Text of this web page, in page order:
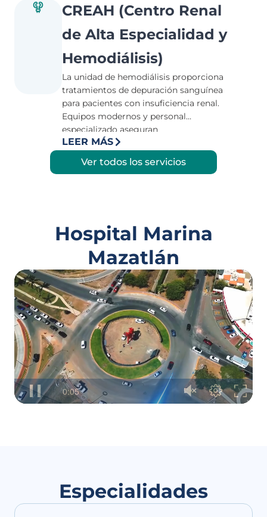
entregan en menos de 24 horas,
facilitando diagnósticos rápidos y
precisos.
CREAH (Centro Renal
de Alta Especialidad y
Hemodiálisis)
La unidad de hemodiálisis proporciona
tratamientos de depuración sanguínea
para pacientes con insuficiencia renal.
Equipos modernos y personal
especializado aseguran
procedimientos seguros y eficaces,
mejorando la calidad de vida de los
LEER MÁS
Ver todos los servicios
Hospital Marina
Mazatlán
Especialidades